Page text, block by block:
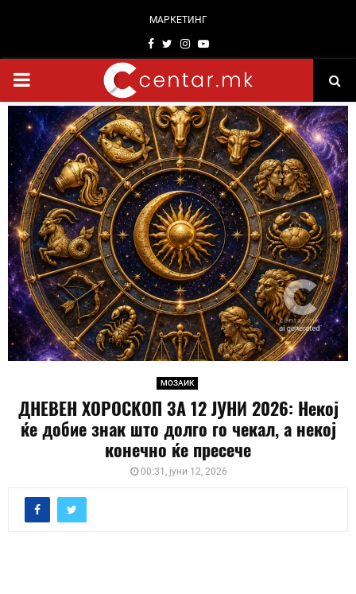
МАРКЕТИНГ
Facebook
TwitterInstagram
Youtube
PRIMARY
MENU
МОЗАИК
ДНЕВЕН ХОРОСКОП ЗА 12 ЈУНИ 2026: Некој
ќе добие знак што долго го чекал, а некој
конечно ќе пресече
00:31, јуни 12, 2026